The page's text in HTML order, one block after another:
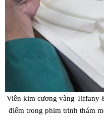
Viên kim cương vàng Tiffany
điểm trong phim trinh thám